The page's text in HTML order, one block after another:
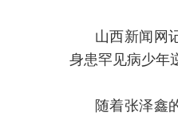
山西新闻网
身患罕见病少年
随着张泽鑫